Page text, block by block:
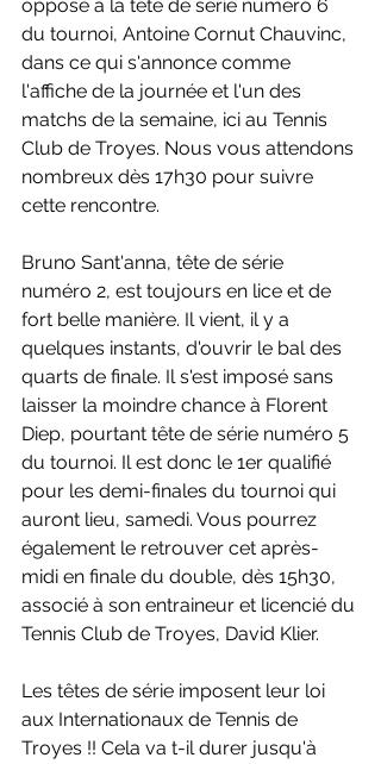
opposé à la tête de série numéro 6
du tournoi, Antoine Cornut Chauvinc,
dans ce qui s'annonce comme
l'affiche de la journée et l'un des
matchs de la semaine, ici au Tennis
Club de Troyes. Nous vous attendons
nombreux dès 17h30 pour suivre
cette rencontre.
Bruno Sant'anna, tête de série
numéro 2, est toujours en lice et de
fort belle manière. Il vient, il y a
quelques instants, d'ouvrir le bal des
quarts de finale. Il s'est imposé sans
laisser la moindre chance à Florent
Diep, pourtant tête de série numéro 5
du tournoi. Il est donc le 1er qualifié
pour les demi-finales du tournoi qui
auront lieu, samedi. Vous pourrez
également le retrouver cet après-
midi en finale du double, dès 15h30,
associé à son entraineur et licencié du
Tennis Club de Troyes, David Klier.
Les têtes de série imposent leur loi
aux Internationaux de Tennis de
Troyes !! Cela va t-il durer jusqu'à